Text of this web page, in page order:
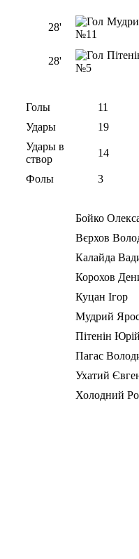
28'
№11
28'
№5
Голы
11
Удары 19
Удары в
створ
14
Фолы
3
Бойко
Вєрхов
Калайда
Корохов
Куцан Ігор
Мудрий
Пітенін
Пагас
Ухатий
Холодний